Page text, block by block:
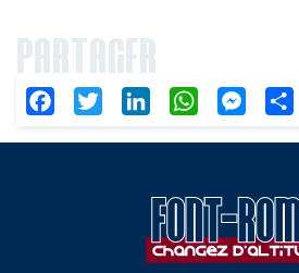
PARTAGER
FacebookTwitter LinkedIn WhatsApp